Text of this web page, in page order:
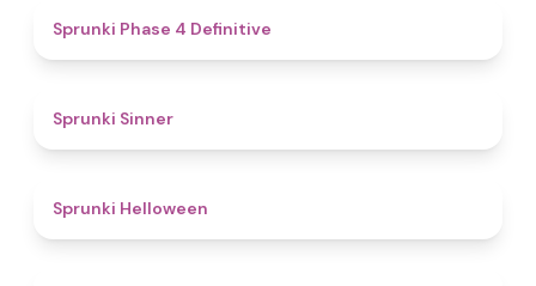
Sprunki Phase 4 Definitive
Sprunki Sinner
Sprunki Helloween